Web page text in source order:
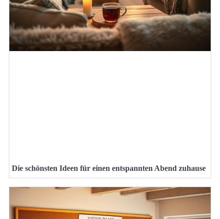
Die schönsten Ideen für einen entspannten Abend zuhause